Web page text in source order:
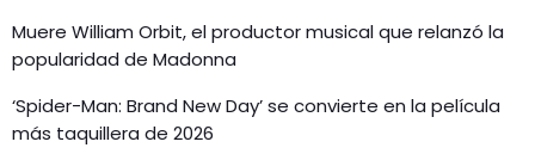
Muere William Orbit, el productor musical que relanzó la
popularidad de Madonna
‘Spider-Man: Brand New Day’ se convierte en la película
más taquillera de 2026